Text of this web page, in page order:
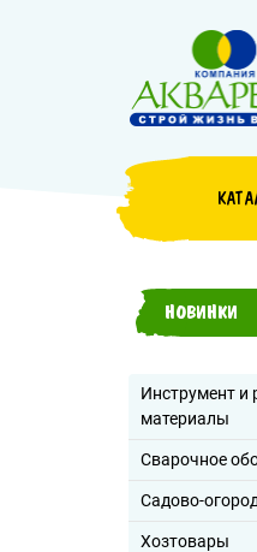
НОВИНКИ
Инструмент и
материалы
Сварочное
Садово-
Хозтовары